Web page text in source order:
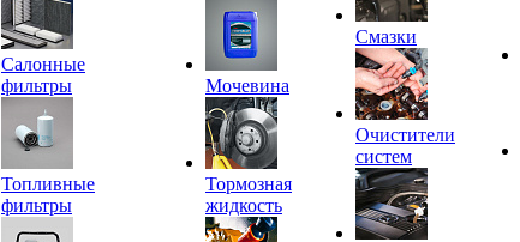
Салонные
фильтры
Топливные
фильтры
Мочевина
Тормозная
жидкость
Смазки
Очистители
систем